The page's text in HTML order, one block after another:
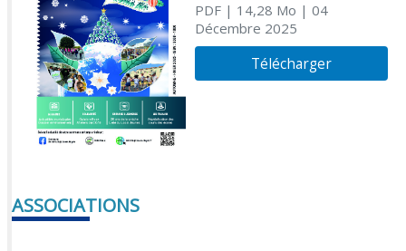
PDF| 14,28 Mo | 04
Décembre 2025
Télécharger
ASSOCIATIONS